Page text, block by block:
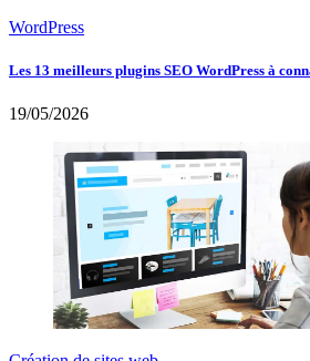
WordPress
Les 13 meilleurs plugins SEO WordPress à
19/05/2026